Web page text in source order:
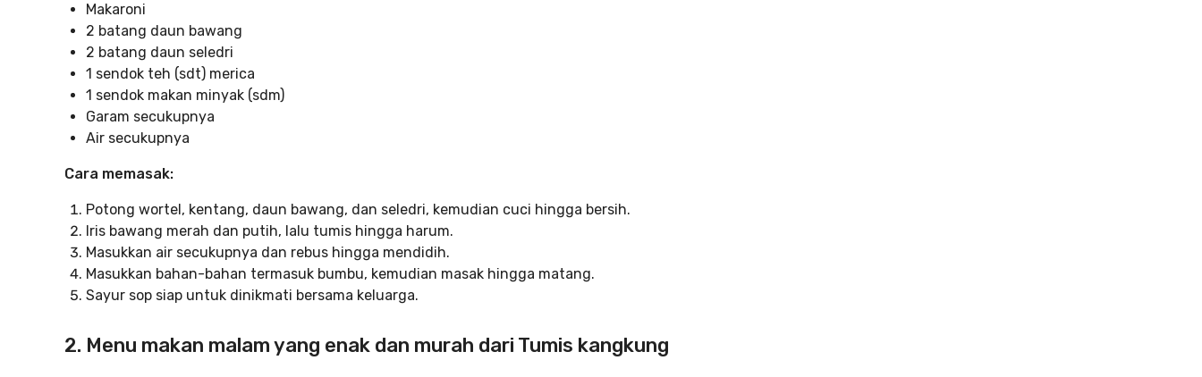
Makaroni
2 batang daun bawang
2 batang daun seledri
1 sendok teh (sdt) merica
1 sendok makan minyak (sdm)
Garam secukupnya
Air secukupnya
Cara memasak:
Potong wortel, kentang, daun bawang, dan seledri, kemudian cuci hingga bersih.
Iris bawang merah dan putih, lalu tumis hingga harum.
Masukkan air secukupnya dan rebus hingga mendidih.
Masukkan bahan-bahan termasuk bumbu, kemudian masak hingga matang.
Sayur sop siap untuk dinikmati bersama keluarga.
2. Menu makan malam yang enak dan murah dari Tumis kangkung